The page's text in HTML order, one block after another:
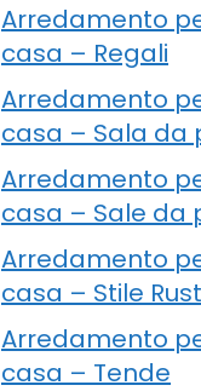
Arredamento
casa – Regali
Arredamento
casa – Sala da
Arredamento
casa – Sale da
Arredamento
casa – Stile
Arredamento
casa – Tende